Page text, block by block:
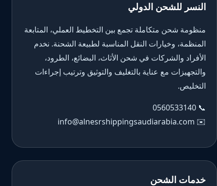
النسر للشحن الدولي
منظومة شحن متكاملة تجمع بين التخطيط العملي، المتابعة
المنظمة، وخيارات النقل المناسبة لطبيعة الشحنة. نخدم
الأفراد والشركات في شحن الأثاث، البضائع، الطرود،
والتجهيزات مع عناية بالتغليف والتوثيق وترتيب إجراءات
التخليص.
📞
0560533140
✉️
info@alnesrshippingsaudiarabia.com
خدمات الشحن